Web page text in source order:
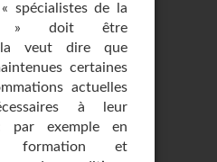
« spécialistes de la
» doit être
veut dire que
certaines
actuelles
à leur
par exemple en
formation et